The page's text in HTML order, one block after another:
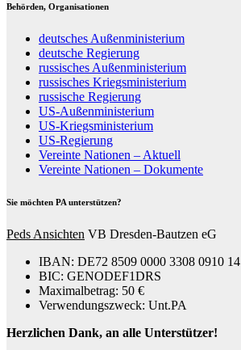
Behörden, Organisationen
deutsches Außenministerium
deutsche Regierung
russisches Außenministerium
russisches Kriegsministerium
russische Regierung
US-Außenministerium
US-Kriegsministerium
US-Regierung
Vereinte Nationen – Aktuell
Vereinte Nationen – Dokumente
Sie möchten PA unterstützen?
Peds Ansichten VB Dresden-Bautzen eG
IBAN: DE72 8509 0000 3308 0910 14
BIC: GENODEF1DRS
Maximalbetrag: 50 €
Verwendungszweck: Unt.PA
Herzlichen Dank, an alle Unterstützer!